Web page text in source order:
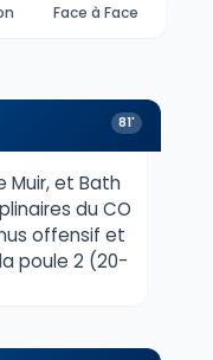
Face à Face
81'
Muir, et Bath
du CO
offensif et
poule 2 (20-